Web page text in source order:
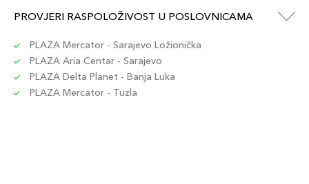
PROVJERI RASPOLOŽIVOST U POSLOVNICAMA
PLAZA Mercator - Sarajevo Ložionička
PLAZA Aria Centar - Sarajevo
PLAZA Delta Planet - Banja Luka
PLAZA Mercator - Tuzla